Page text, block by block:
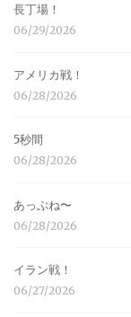
長丁場！
06/29/2026
アメリカ戦！
06/28/2026
5秒間
06/28/2026
あっぶね〜
06/28/2026
イラン戦！
06/27/2026